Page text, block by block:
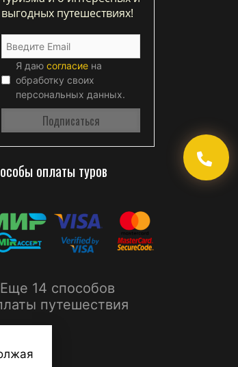
выгодных путешествиях!
Я даю согласие на
обработку своих
персональных данных.
оплаты туров
14 способов
путешествия